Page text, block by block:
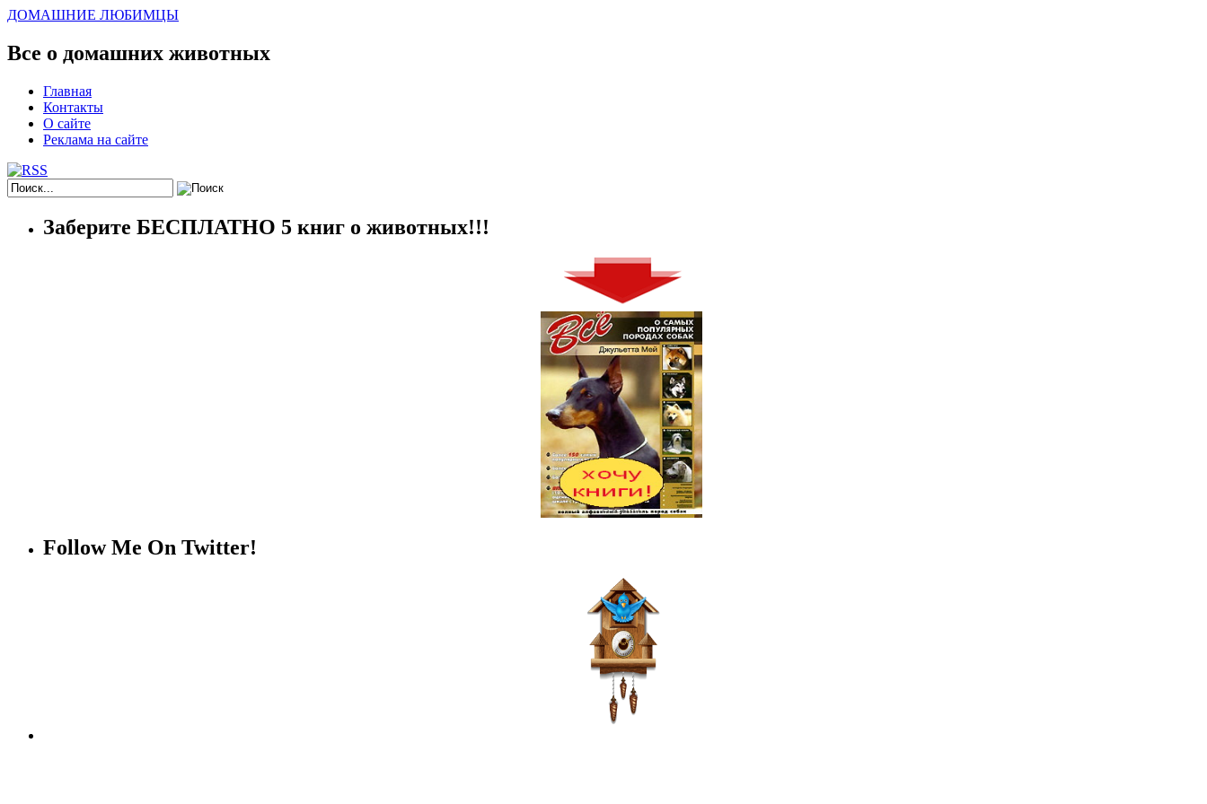
ДОМАШНИЕ ЛЮБИМЦЫ
Все о домашних животных
Главная
Контакты
О сайте
Реклама на сайте
Заберите БЕСПЛАТНО 5 книг о животных!!!
Follow Me On Twitter!